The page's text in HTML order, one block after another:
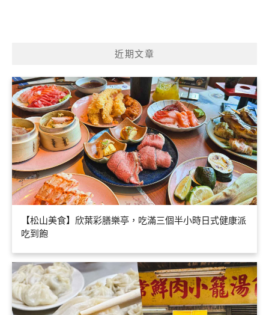
近期文章
【松山美食】欣葉彩膳樂亭，吃滿三個半小時日式健康派
吃到飽